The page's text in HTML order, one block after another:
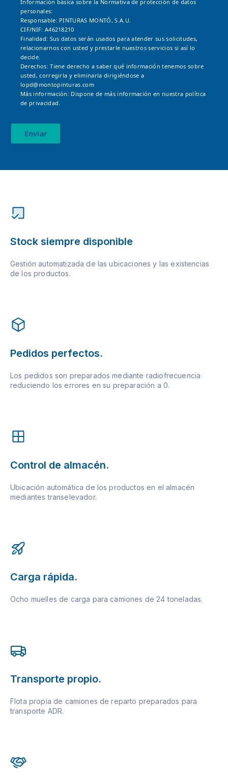
Información básica sobre la Normativa de protección de datos
personales:
Responsable: PINTURAS MONTÓ, S.A.U.
CIF/NIF: A46218210
Finalidad: Sus datos serán usados para atender sus solicitudes,
relacionarnos con usted y prestarle nuestros servicios si así lo
decide.
Derechos: Tiene derecho a saber qué información tenemos sobre
usted, corregirla y eliminarla dirigiéndose a
lopd@montopinturas.com
Más información: Dispone de más información en nuestra política
de privacidad.
Enviar
Stock siempre disponible
Gestión automatizada de las ubicaciones y las existencias
de los productos.
Pedidos perfectos.
Los pedidos son preparados mediante radiofrecuencia
reduciendo los errores en su preparación a 0.
Control de almacén.
Ubicación automática de los productos en el almacén
mediantes transelevador.
Carga rápida.
Ocho muelles de carga para camiones de 24 toneladas.
Transporte propio.
Flota propia de camiones de reparto preparados para
transporte ADR.